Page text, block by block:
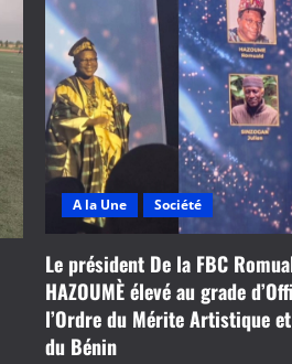
A la Une Société
Le président De la FBC
HAZOUMÈ élevé au grade
l’Ordre du Mérite Artistique
du Bénin